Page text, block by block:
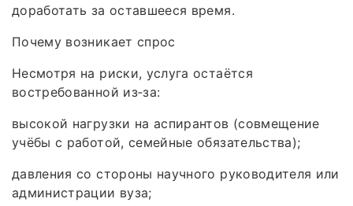
доработать за оставшееся время.
Почему возникает спрос
Несмотря на риски, услуга остаётся
востребованной из‑за:
высокой нагрузки на аспирантов (совмещение
учёбы с работой, семейные обязательства);
давления со стороны научного руководителя или
администрации вуза;